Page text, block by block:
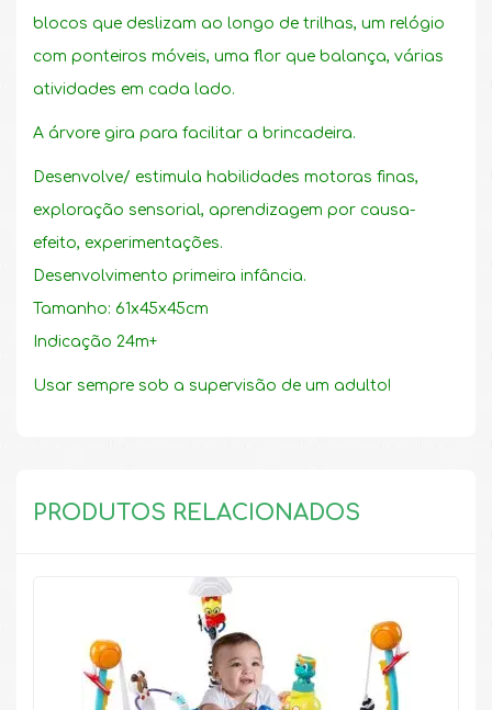
blocos que deslizam ao longo de trilhas, um relógio
com ponteiros móveis, uma flor que balança, várias
atividades em cada lado.
A árvore gira para facilitar a brincadeira.
Desenvolve/ estimula habilidades motoras finas,
exploração sensorial, aprendizagem por causa-
efeito, experimentações.
Desenvolvimento primeira infância.
Tamanho: 61x45x45cm
Indicação 24m+
Usar sempre sob a supervisão de um adulto!
PRODUTOS RELACIONADOS